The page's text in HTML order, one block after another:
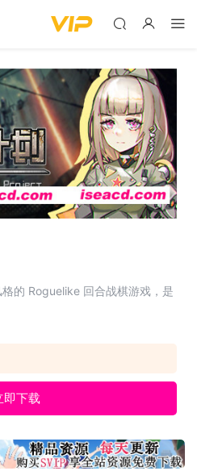
格的 Roguelike 回合战棋游戏，是
即下载